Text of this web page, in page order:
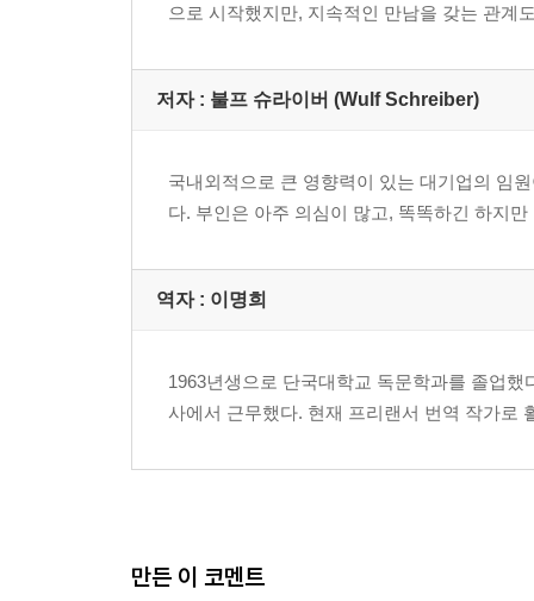
으로 시작했지만, 지속적인 만남을 갖는 관계
저자 : 불프 슈라이버 (Wulf Schreiber)
국내외적으로 큰 영향력이 있는 대기업의 임
다. 부인은 아주 의심이 많고, 똑똑하긴 하지
역자 : 이명희
1963년생으로 단국대학교 독문학과를 졸업
사에서 근무했다. 현재 프리랜서 번역 작가로
만든 이 코멘트